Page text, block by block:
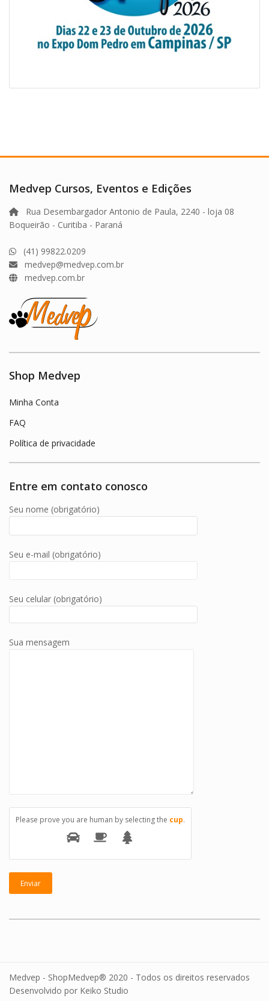
Medvep Cursos, Eventos e Edições
Rua Desembargador Antonio de Paula, 2240 - loja 08
Boqueirão - Curitiba - Paraná
(41) 99822.0209
medvep@medvep.com.br
medvep.com.br
Shop Medvep
Minha Conta
FAQ
Política de privacidade
Entre em contato conosco
Seu nome (obrigatório)
Seu e-mail (obrigatório)
Seu celular (obrigatório)
Sua mensagem
Please prove you are human by selecting the cup.
Medvep - ShopMedvep® 2020 - Todos os direitos reservados
Desenvolvido por Keiko Studio